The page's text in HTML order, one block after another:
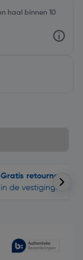
haal binnen 10
Gratis retourneren
in de vestigingen